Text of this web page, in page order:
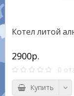
Котел литой
2900р.
0
Купить